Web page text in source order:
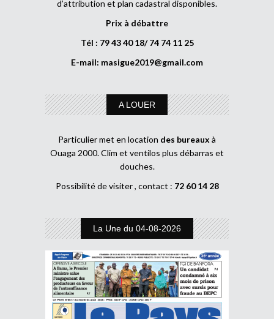
d’attribution et plan cadastral disponibles.
Prix à débattre
Tél : 79 43 40 18/ 74 74 11 25
E-mail: masigue2019@gmail.com
A LOUER
Particulier met en location des bureaux à
Ouaga 2000. Clim et ventilos plus débarras et
douches.
Possibilité de visiter , contact : 72 60 14 28
La Une du 04-08-2026